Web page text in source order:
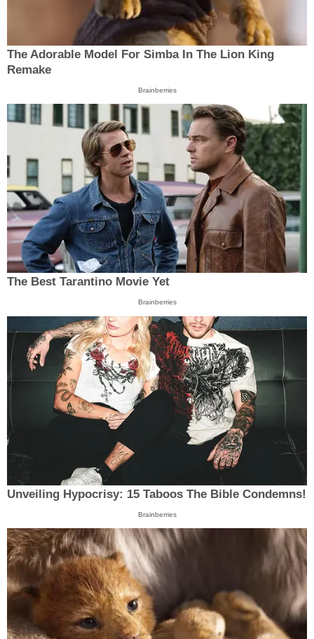
The Adorable Model For Simba In The Lion King
Remake
Brainberries
The Best Tarantino Movie Yet
Brainberries
Unveiling Hypocrisy: 15 Taboos The Bible Condemns!
Brainberries